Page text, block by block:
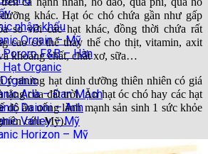
nhập khẩu
Orgain – Mỹ
Pororo F&B – Hàn
Hạt Organic
Arla – Đan Mạch
Daioni – Anh
Valley – Mỹ
Horizon – Mỹ
khác. Hạt óc chó chứa gần như gấp
so với các hạt khác, đồng thời chứa rất
cao có thể thay thế cho thịt, vitamin, axit
khoáng chất, chất xơ, sữa…
ý nhưng hạt dinh dưỡng thiên nhiên có giá
của đất trời. Ăn hạt óc chó hay các hạt
độ ăn uống lành mạnh sản sinh 1 sức khỏe
cứu Mỹ).